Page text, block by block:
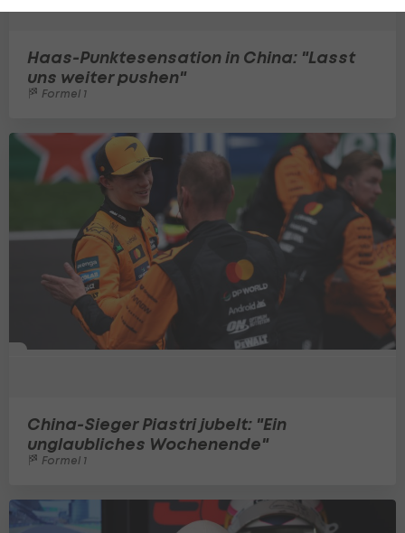
Haas-Punktesensation in China: "Lasst
uns weiter pushen"
Formel 1
China-Sieger Piastri jubelt: "Ein
unglaubliches Wochenende"
Formel 1